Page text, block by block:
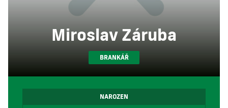
Miroslav Záruba
BRANKÁŘ
NAROZEN